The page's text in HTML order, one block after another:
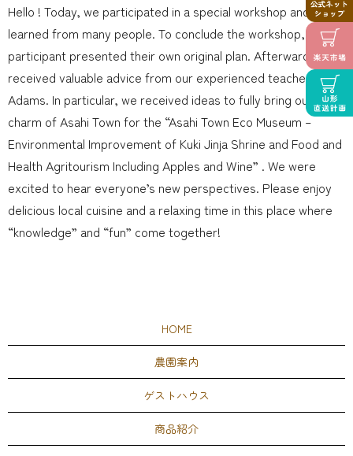
Hello ! Today, we participated in a special workshop and
learned from many people. To conclude the workshop, each
participant presented their own original plan. Afterwards, we
received valuable advice from our experienced teacher
Adams. In particular, we received ideas to fully bring out the
charm of Asahi Town for the “Asahi Town Eco Museum –
Environmental Improvement of Kuki Jinja Shrine and Food and
Health Agritourism Including Apples and Wine” . We were
excited to hear everyone’s new perspectives. Please enjoy
delicious local cuisine and a relaxing time in this place where
“knowledge” and “fun” come together!
HOME
農園案内
ゲストハウス
商品紹介